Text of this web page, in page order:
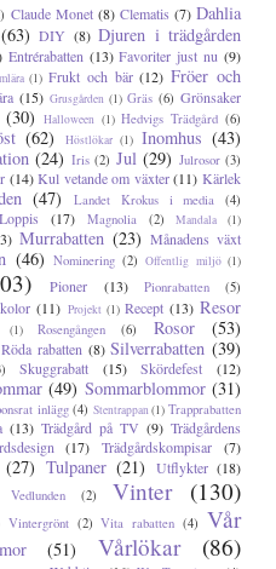
Claude Monet (8) Clematis (7) Dahlia
(63) DIY (8) Djuren i trädgården
Entrérabatten (13) Favoriter just nu (9)
(1) Frukt och bär (12) Fröer och
(15) Grusgården (1) Gräs (6) Grönsaker
(30) Halloween (1) Hedvigs Trädgård (6)
(62) Höstlökar (1) Inomhus (43)
(24) Iris (2) Jul (29) Julrosor (3)
(14) Kul vetande om växter (11) Kärlek
(47) Landet Krokus i media
(4)
Loppis (17) Magnolia (2) Mandala (1)
Murrabatten (23) Månadens växt
(46) Nominering (2) Offentlig miljö (1)
Pioner (13) Pionrabatten (5)
(11) Projekt (1) Recept (13) Resor
(1) Rosengången (6) Rosor
(53)
Röda rabatten (8) Silverrabatten (39)
Skuggrabatt (15) Skördefest
(12)
(49) Sommarblommor (31)
inlägg (4) Stentrappan(1) Trapprabatten
(13) Trädgård på TV (9) Trädgårdens
(17) Trädgårdskompisar (7)
(27) Tulpaner (21) Utflykter (18)
Vedlunden (2) Vinter (130)
Vintergrönt (2) Vita rabatten (4) Vår
(51) Vårlökar (86)